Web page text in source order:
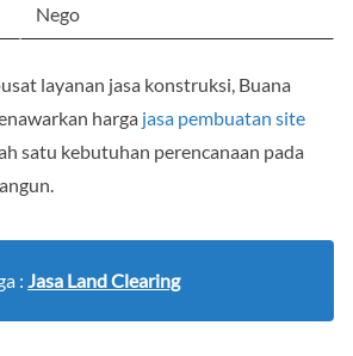
Nego
layanan jasa konstruksi, Buana
harga jasa pembuatan site
satu kebutuhan perencanaan pada
: Jasa Land Clearing